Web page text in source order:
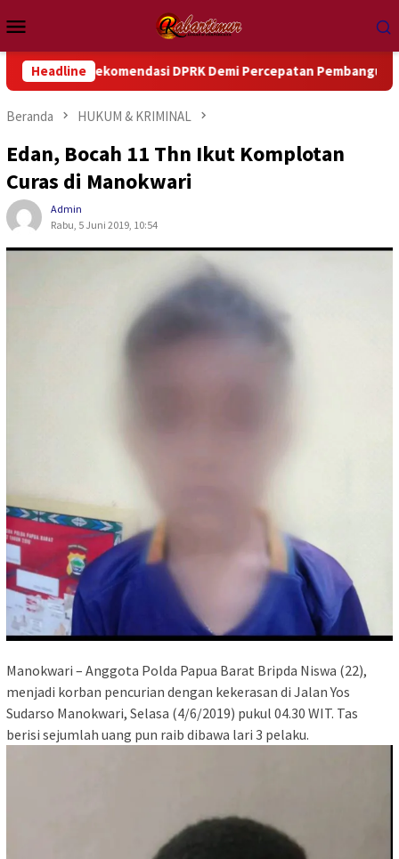
ke
kontenMobile
Headline
DPRK Demi Percepatan Pembangunan Daerah
Beranda HUKUM & KRIMINAL
Edan, Bocah 11 Thn Ikut Komplotan
Curas di Manokwari
Admin
Rabu, 5 Juni 2019, 10:54
Manokwari – Anggota Polda Papua Barat Bripda Niswa (22),
menjadi korban pencurian dengan kekerasan di Jalan Yos
Sudarso Manokwari, Selasa (4/6/2019) pukul 04.30 WIT. Tas
berisi sejumlah uang pun raib dibawa lari 3 pelaku.